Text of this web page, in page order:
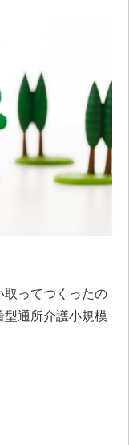
取ってつくったの
通所介護小規模